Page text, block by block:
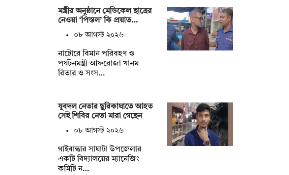
মন্ত্রীর অনুষ্ঠানে মেডিকেল ছাত্রের
নেওয়া ‘পিস্তল’ কি প্রয়াত…
০৮ আগস্ট ২০২৬
নাটোরে বিমান পরিবহণ ও
পর্যটনমন্ত্রী আফরোজা খানম
রিতার ও সংস…
যুবদল নেতার ছুরিকাঘাতে আহত
সেই শিবির নেতা মারা গেছেন
০৮ আগস্ট ২০২৬
গাইবান্ধার সাঘাটা উপজেলার
একটি বিদ্যালয়ের ম্যানেজিং
কমিটি ন…